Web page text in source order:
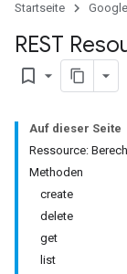
Startseite
REST
bookmark_border
Auf dieser Seite
Ressource:
Methoden
create
delete
get
list